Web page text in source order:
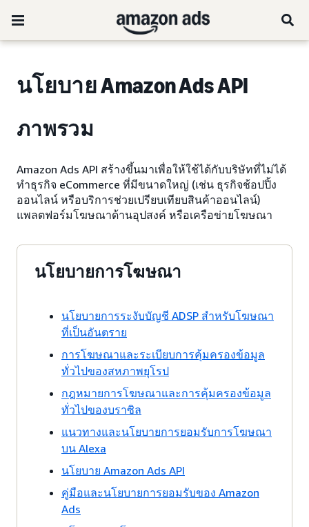
นโยบาย Amazon Ads API
ภาพรวม
Amazon Ads API สร้างขึ้นมาเพื่อให้ใช้ได้กับบริษัทที่ไม่ได้
ทำธุรกิจ eCommerce ที่มีขนาดใหญ่ (เช่น ธุรกิจช้อปปิ้ง
ออนไลน์ หรือบริการช่วยเปรียบเทียบสินค้าออนไลน์)
แพลตฟอร์มโฆษณาด้านอุปสงค์ หรือเครือข่ายโฆษณา
นโยบายการโฆษณา
นโยบายการระงับบัญชี ADSP สำหรับโฆษณา
ที่เป็นอันตราย
การโฆษณาและระเบียบการคุ้มครองข้อมูล
ทั่วไปของสหภาพยุโรป
กฎหมายการโฆษณาและการคุ้มครองข้อมูล
ทั่วไปของบราซิล
แนวทางและนโยบายการยอมรับการโฆษณา
บน Alexa
นโยบาย Amazon Ads API
คู่มือและนโยบายการยอมรับของ Amazon
Ads